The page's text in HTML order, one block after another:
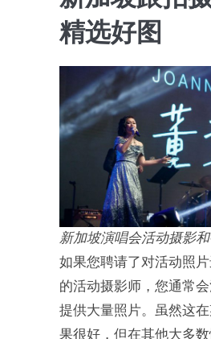
精选好图
新加坡演唱会活动摄影
如果您聘请了对活动照
的活动摄影师，您通常
提供大量照片。虽然这